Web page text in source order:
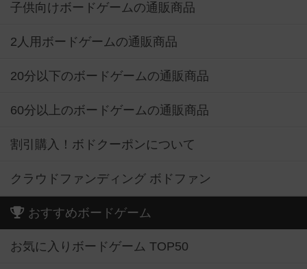
子供向けボードゲームの通販商品
2人用ボードゲームの通販商品
20分以下のボードゲームの通販商品
60分以上のボードゲームの通販商品
割引購入！ボドクーポンについて
クラウドファンディング ボドファン
おすすめボードゲーム
お気に入りボードゲーム TOP50